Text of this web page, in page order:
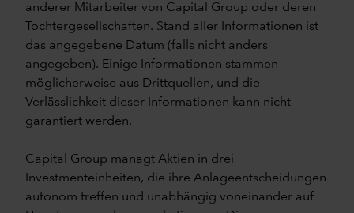
anderer Mitarbeiter von Capital Group oder deren
Tochtergesellschaften. Stand aller Informationen ist
das angegebene Datum (falls nicht anders
angegeben). Einige Informationen stammen
möglicherweise aus Drittquellen, und die
Verlässlichkeit dieser Informationen kann nicht
garantiert werden.
Capital Group managt Aktien in drei
Investmenteinheiten, die ihre Anlageentscheidungen
autonom treffen und unabhängig voneinander auf